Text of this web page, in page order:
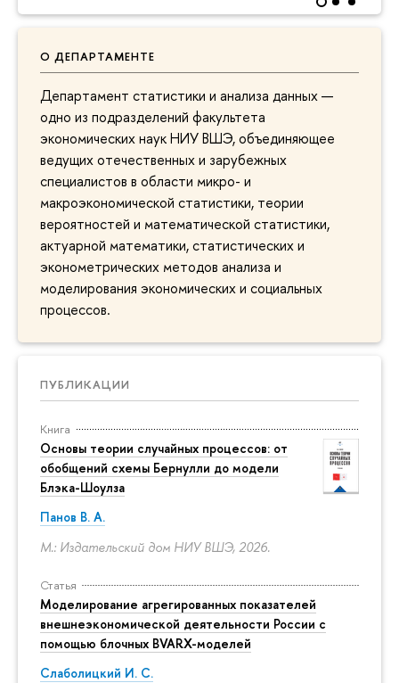
О ДЕПАРТАМЕНТЕ
Департамент статистики и анализа данных —
одно из подразделений факультета
экономических наук НИУ ВШЭ, объединяющее
ведущих отечественных и зарубежных
специалистов в области микро- и
макроэкономической статистики, теории
вероятностей и математической статистики,
актуарной математики, статистических и
эконометрических методов анализа и
моделирования экономических и социальных
процессов.
ПУБЛИКАЦИИ
Книга
Основы теории случайных процессов: от
обобщений схемы Бернулли до модели
Блэка-Шоулза
Панов В. А.
М.: Издательский дом НИУ ВШЭ, 2026.
Статья
Моделирование агрегированных показателей
внешнеэкономической деятельности России с
помощью блочных BVARX-моделей
Слаболицкий И. С.